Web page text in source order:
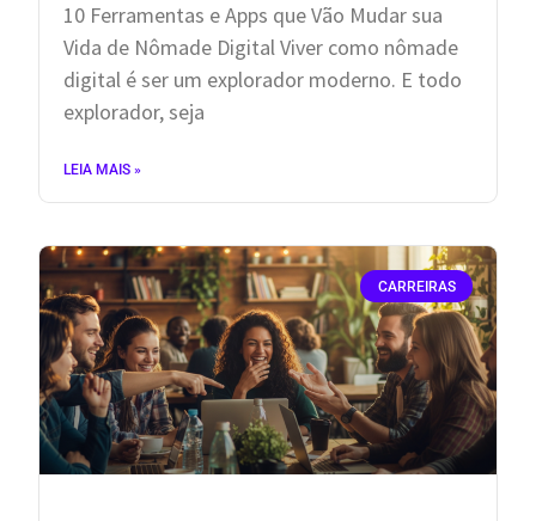
10 Ferramentas e Apps que Vão Mudar sua
Vida de Nômade Digital ​Viver como nômade
digital é ser um explorador moderno. E todo
explorador, seja
LEIA MAIS »
CARREIRAS